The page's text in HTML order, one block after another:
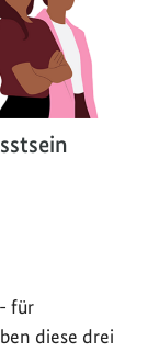
für
diese drei